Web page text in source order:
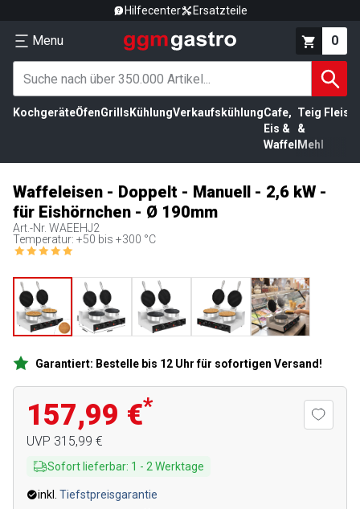
Hilfecenter Ersatzteile
Menu 0
KochgeräteÖfenGrills KühlungVerkaufskühlungCafe,
Eis &
Waffel
Teig
&
Mehl
Waffeleisen - Doppelt - Manuell - 2,6 kW -
für Eishörnchen - Ø 190mm
Art.-Nr. WAEEHJ2
Temperatur: +50 bis +300 °C
Garantiert: Bestelle bis 12 Uhr für sofortigen Versand!
157,99 €*
UVP 315,99 €
Sofort lieferbar: 1 - 2 Werktage
inkl. Tiefstpreisgarantie